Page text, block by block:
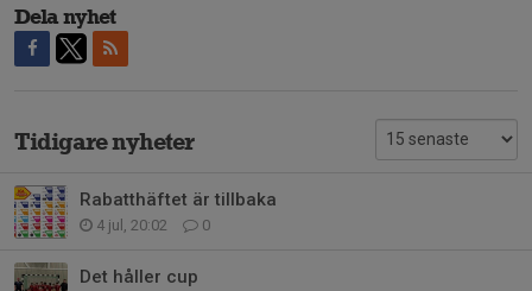
Dela nyhet
Tidigare nyheter
Rabatthäftet är tillbaka
4 jul, 20:02 0
Det håller cup